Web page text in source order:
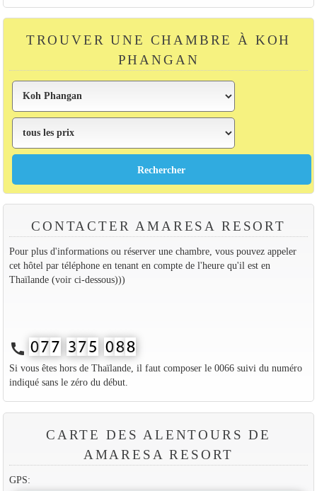
TROUVER UNE CHAMBRE À KOH
PHANGAN
CONTACTER AMARESA RESORT
Pour plus d'informations ou réserver une chambre, vous pouvez appeler
cet hôtel par téléphone en tenant en compte de l'heure qu'il est en
Thaïlande (voir ci-dessous)))
call
Si vous êtes hors de Thaïlande, il faut composer le 0066 suivi du numéro
indiqué sans le zéro du début.
CARTE DES ALENTOURS DE
AMARESA RESORT
GPS: